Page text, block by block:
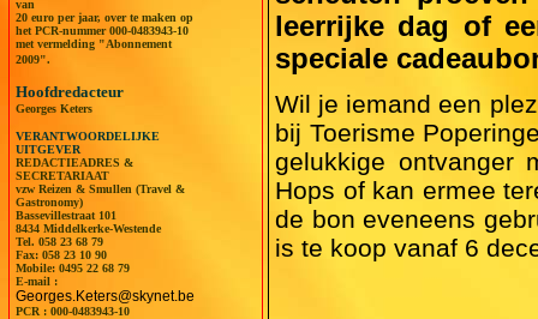
van
20 euro per jaar, over te maken op
het PCR-nummer 000-0483943-10
met vermelding "Abonnement
2009".
Hoofdredacteur
Georges Keters
VERANTWOORDELIJKE
UITGEVER
REDACTIEADRES &
SECRETARIAAT
vzw Reizen & Smullen (Travel &
Gastronomy)
Bassevillestraat 101
8434 Middelkerke-Westende
Tel. 058 23 68 79
Fax: 058 23 10 90
Mobile: 0495 22 68 79
E-mail :
Georges.Keters@skynet.be
PCR : 000-0483943-10
leerrijke dag of
speciale
Wil je iemand een
bij Toerisme
gelukkige ontvanger
Hops of kan ermee
de bon eveneens
is te koop vanaf 6